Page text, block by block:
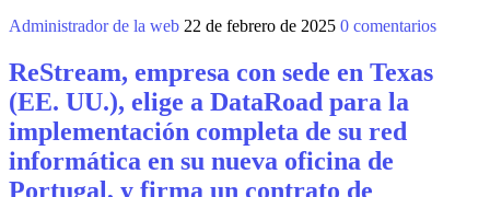
Administrador de la web 22 de febrero de 2025 0 comentarios
ReStream, empresa con sede en Texas
(EE. UU.), elige a DataRoad para la
implementación completa de su red
informática en su nueva oficina de
Portugal, y firma un contrato de